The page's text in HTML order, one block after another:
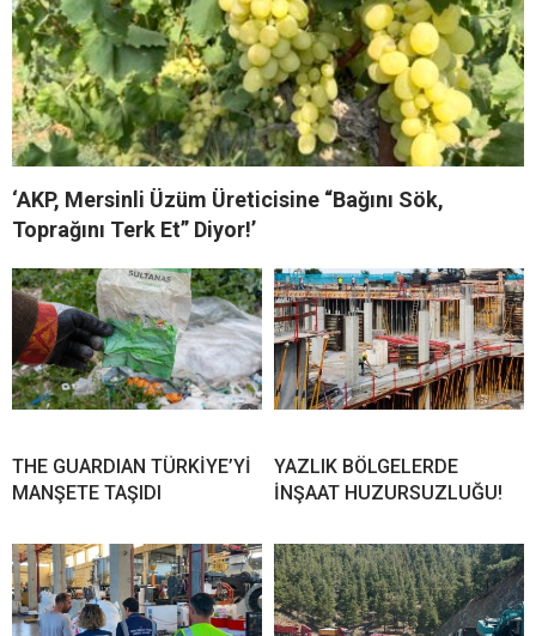
‘AKP, Mersinli Üzüm Üreticisine “Bağını Sök,
Toprağını Terk Et” Diyor!’
THE GUARDIAN TÜRKİYE’Yİ
MANŞETE TAŞIDI
YAZLIK BÖLGELERDE
İNŞAAT HUZURSUZLUĞU!